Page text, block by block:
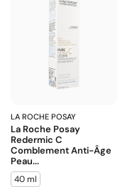
LA ROCHE POSAY
La Roche Posay
Redermic C
Comblement Anti-Âge
Peau...
40 ml